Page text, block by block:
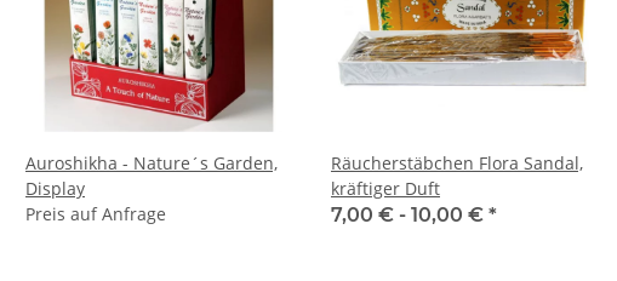
Auroshikha - Nature´s Garden,
Display
Preis auf Anfrage
Räucherstäbchen Flora Sandal,
kräftiger Duft
7,00 € - 10,00 € *